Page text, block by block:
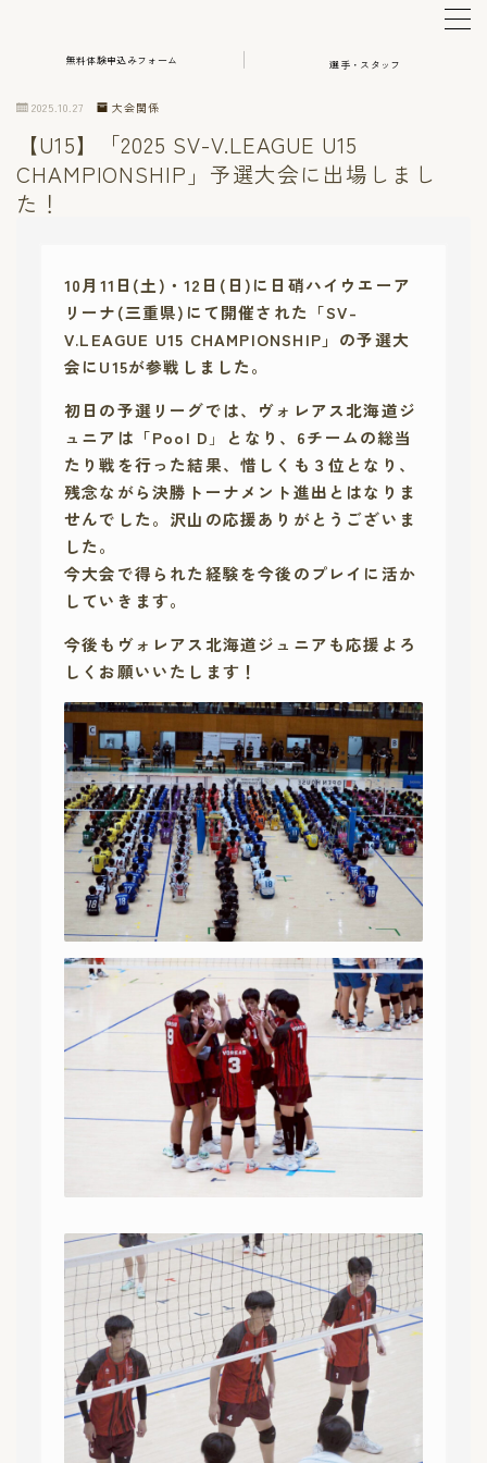
体験・アカデミー申込み
選手・スタッフ
無料体験申込みフォーム 選手・スタッフ
2025.10.27 大会関係
【U15】「2025 SV-V.LEAGUE U15
CHAMPIONSHIP」予選大会に出場しまし
た！
10月11日(土)・12日(日)に日硝ハイウエーア
リーナ(三重県)にて開催された「SV-
V.LEAGUE U15 CHAMPIONSHIP」の予選大
会にU15が参戦しました。
初日の予選リーグでは、ヴォレアス北海道ジ
ュニアは「Pool D 」
となり、6チームの総当
たり戦を行った結果、惜しくも３位となり、
残念ながら決勝トーナメント進出とはなりま
せんでした。沢山の応援ありがとうございま
した。
今大会で得られた経験を今後のプレイに活か
していきます。
今後もヴォレアス北海道ジュニアも応援よろ
しくお願いいたします！